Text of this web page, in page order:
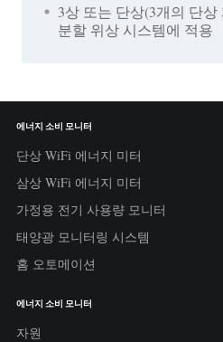
3상 또는 단상(3개의 단
분할 위상 시스템에 적용
에너지 소비 모니터
단상 WiFi 에너지 미터
삼상 WiFi 에너지 미터
가정용 전기 사용량 모니터
태양광 모니터링 시스템
홈 오토메이션
에너지 소비 모니터
자원